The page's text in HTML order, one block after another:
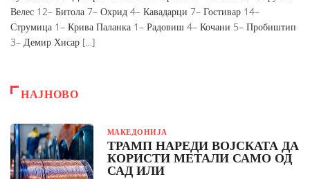
Велес 12– Битола 7– Охрид 4– Кавадарци 7– Гостивар 14–
Струмица 1– Крива Паланка 1– Радовиш 4– Кочани 5– Пробиштип
3– Демир Хисар […]
НАЈНОВО
МАКЕДОНИЈА
ТРАМП НАРЕДИ ВОЈСКАТА ДА
КОРИСТИ МЕТАЛИ САМО ОД
САД ИЛИ